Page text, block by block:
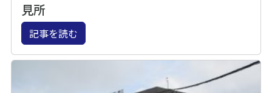
見所
記事を読む